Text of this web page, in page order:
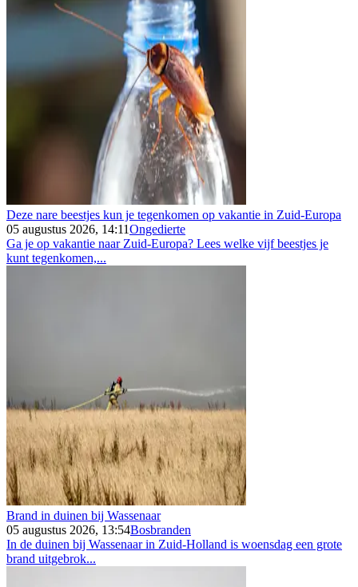
Deze nare beestjes kun je tegenkomen op vakantie in Zuid-Europa
05 augustus 2026, 14:11Ongedierte
Ga je op vakantie naar Zuid-Europa? Lees welke vijf beestjes je
kunt tegenkomen,...
Brand in duinen bij Wassenaar
05 augustus 2026, 13:54Bosbranden
In de duinen bij Wassenaar in Zuid-Holland is woensdag een grote
brand uitgebrok...